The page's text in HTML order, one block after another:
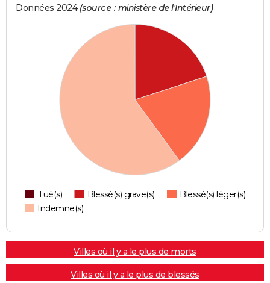
Données 2024 (source : ministère de l'Intérieur)
Tué(s) Blessé(s) grave(s)
Blessé(s) léger(s)
Indemne(s)
Villes où il y a le plus de morts
Villes où il y a le plus de blessés